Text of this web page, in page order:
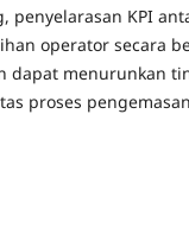
penyelarasan KPI
operator secara
dapat menurunkan
proses